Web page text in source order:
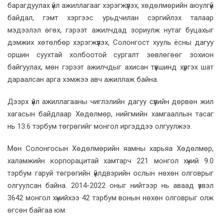
барагдуулах үйл ажиллагааг хэрэгжүүлэх, хөдөлмөрийн аюулгүй
байдал, гэмт хэргээс урьдчилан сэргийлэх талаар
мэдээлэл өгөх, гэрээт ажилчдад зориулж нутаг буцахыг
дэмжих хөтөлбөр хэрэгжүүлэх, Солонгост хууль ёсны дагуу
оршин суухтай холбоотой сургалт зөвлөгөөг зохион
байгуулах, мөн гэрээт ажилчдыг ахисан түвшинд хүргэх шат
дараалсан арга хэмжээ авч ажиллаж байна.
Дээрх үйл ажиллагааны чиглэлийн дагуу сүүлийн дөрвөн жил
хагасын байдлаар Хөдөлмөр, нийгмийн хамгааллын тасаг
нь 13.6 тэрбум төгрөгийг монгол иргэддээ олгуулжээ.
Мөн Солонгосын Хөдөлмөрийн яамны харьяа Хөдөлмөр,
халамжийн корпорацитай хамтарч 221 монгол хүний 9.0
тэрбум гаруй төгрөгийн үйлдвэрийн ослын нөхөн олговрыг
олгуулсан байна. 2014-2022 оныг нийтээр нь аваад үзвэл
3642 монгол хүнийхээ 42 тэрбум вонын нөхөн олговрыг олж
өгсөн байгаа юм.